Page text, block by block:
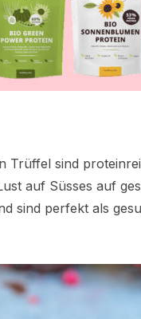
Trüffel sind
auf Süsses auf
sind perfekt als